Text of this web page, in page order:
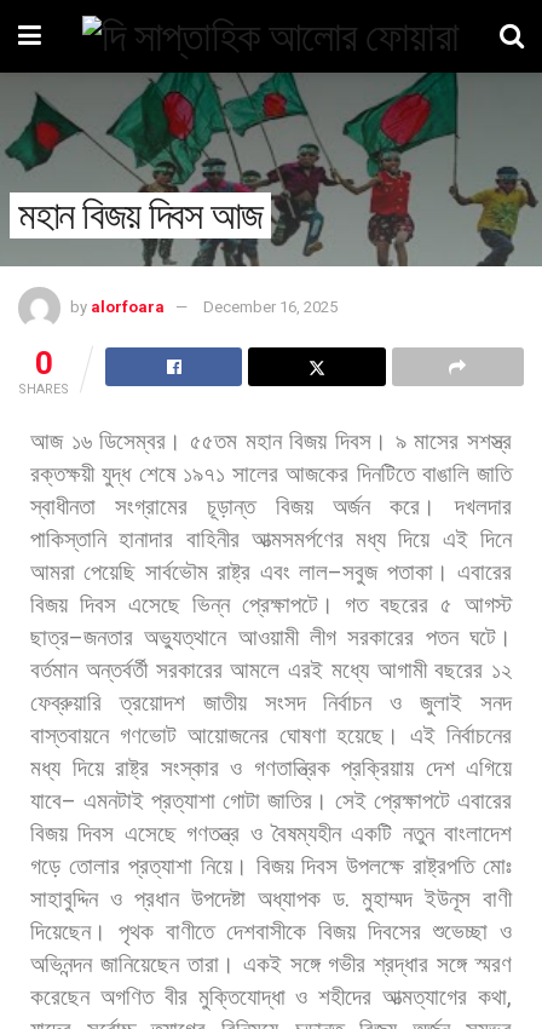
মহান বিজয় দিবস আজ
by alorfoara December 16, 2025
0
SHARES
আজ ১৬ ডিসেম্বর। ৫৫তম মহান বিজয় দিবস। ৯ মাসের সশস্ত্র
রক্তক্ষয়ী যুদ্ধ শেষে ১৯৭১ সালের আজকের দিনটিতে বাঙালি জাতি
স্বাধীনতা
সংগ্রামের চূড়ান্ত বিজয় অর্জন করে।
দখলদার
পাকিস্তানি হানাদার বাহিনীর আত্মসমর্পণের মধ্য দিয়ে এই দিনে
আমরা পেয়েছি সার্বভৌম রাষ্ট্র এবং লাল–সবুজ পতাকা। এবারের
বিজয় দিবস এসেছে ভিন্ন প্রেক্ষাপটে। গত বছরের ৫ আগস্ট
ছাত্র–জনতার অভ্যুত্থানে আওয়ামী লীগ সরকারের পতন ঘটে।
বর্তমান অন্তর্বর্তী সরকারের আমলে এরই মধ্যে আগামী বছরের ১২
ফেব্রুয়ারি
ত্রয়োদশ জাতীয় সংসদ নির্বাচন ও জুলাই
সনদ
বাস্তবায়নে গণভোট আয়োজনের ঘোষণা হয়েছে। এই নির্বাচনের
মধ্য দিয়ে রাষ্ট্র সংস্কার ও গণতান্ত্রিক প্রক্রিয়ায় দেশ এগিয়ে
যাবে– এমনটাই প্রত্যাশা গোটা জাতির। সেই প্রেক্ষাপটে এবারের
বিজয় দিবস এসেছে গণতন্ত্র ও বৈষম্যহীন একটি নতুন বাংলাদেশ
গড়ে তোলার প্রত্যাশা নিয়ে। বিজয় দিবস উপলক্ষে রাষ্ট্রপতি মোঃ
সাহাবুদ্দিন ও প্রধান উপদেষ্টা অধ্যাপক ড. মুহাম্মদ ইউনূস বাণী
দিয়েছেন।
পৃথক বাণীতে দেশবাসীকে বিজয় দিবসের শুভেচ্ছা ও
অভিনন্দন জানিয়েছেন তারা। একই সঙ্গে গভীর শ্রদ্ধার সঙ্গে স্মরণ
করেছেন অগণিত বীর মুক্তিযোদ্ধা ও শহীদের আত্মত্যাগের কথা,